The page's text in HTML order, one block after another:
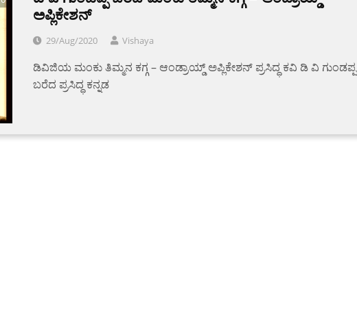
ಅಪ್ಲಿಕೇಶನ್
29/Aug/2020 Vishaya
ಡಿವಿಜಿಯ ಮಂಕು ತಿಮ್ಮನ ಕಗ್ಗ – ಆಂಡ್ರಾಯ್ಡ್ ಅಪ್ಲಿಕೇಶನ್ ಪ್ರಸಿದ್ಧ ಕವಿ ಡಿ ವಿ ಗುಂಡಪ್ಪ
ಬರೆದ ಪ್ರಸಿದ್ಧ ಕನ್ನಡ